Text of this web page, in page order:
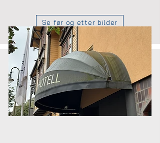
Se før og etter bilder
Ventilasjonsrens